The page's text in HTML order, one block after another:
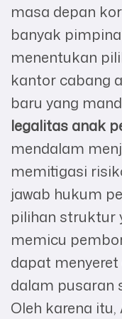
masa depan
banyak
menentukan
kantor cabang
baru yang
legalitas anak
mendalam
memitigasi
jawab hukum
pilihan struktur
memicu
dapat
dalam pusaran
Oleh karena